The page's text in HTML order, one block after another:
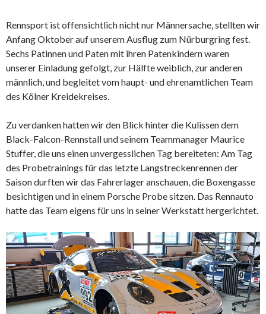
Rennsport ist offensichtlich nicht nur Männersache, stellten wir
Anfang Oktober auf unserem Ausflug zum Nürburgring fest.
Sechs Patinnen und Paten mit ihren Patenkindern waren
unserer Einladung gefolgt, zur Hälfte weiblich, zur anderen
männlich, und begleitet vom haupt- und ehrenamtlichen Team
des Kölner Kreidekreises.
Zu verdanken hatten wir den Blick hinter die Kulissen dem
Black-Falcon-Rennstall und seinem Teammanager Maurice
Stuffer, die uns einen unvergesslichen Tag bereiteten: Am Tag
des Probetrainings für das letzte Langstreckenrennen der
Saison durften wir das Fahrerlager anschauen, die Boxengasse
besichtigen und in einem Porsche Probe sitzen. Das Rennauto
hatte das Team eigens für uns in seiner Werkstatt hergerichtet.